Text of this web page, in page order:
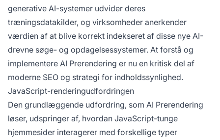
generative AI-systemer udvider deres
træningsdatakilder, og virksomheder anerkender
værdien af at blive korrekt indekseret af disse nye AI-
drevne søge- og opdagelsessystemer. At forstå og
implementere AI Prerendering er nu en kritisk del af
moderne SEO og strategi for indholdssynlighed.
JavaScript-renderingudfordringen
Den grundlæggende udfordring, som AI Prerendering
løser, udspringer af, hvordan JavaScript-tunge
hjemmesider interagerer med forskellige typer